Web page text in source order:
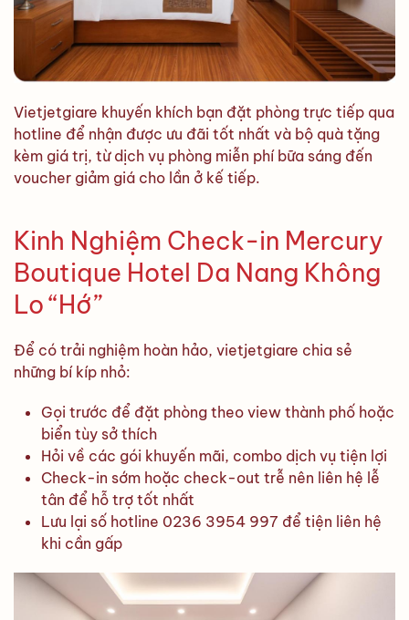
Vietjetgiare khuyến khích bạn đặt phòng trực tiếp qua
hotline để nhận được ưu đãi tốt nhất và bộ quà tặng
kèm giá trị, từ dịch vụ phòng miễn phí bữa sáng đến
voucher giảm giá cho lần ở kế tiếp.
Kinh Nghiệm Check-in Mercury
Boutique Hotel Da Nang Không
Lo “Hớ”
Để có trải nghiệm hoàn hảo, vietjetgiare chia sẻ
những bí kíp nhỏ:
Gọi trước để đặt phòng theo view thành phố hoặc
biển tùy sở thích
Hỏi về các gói khuyến mãi, combo dịch vụ tiện lợi
Check-in sớm hoặc check-out trễ nên liên hệ lễ
tân để hỗ trợ tốt nhất
Lưu lại số hotline 0236 3954 997 để tiện liên hệ
khi cần gấp